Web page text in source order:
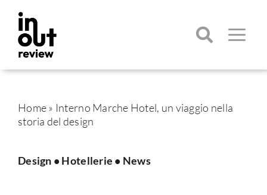
contenuto
Toggle
per:
Home» Interno Marche Hotel, un viaggio nella
storia del design
Design • Hotellerie • News